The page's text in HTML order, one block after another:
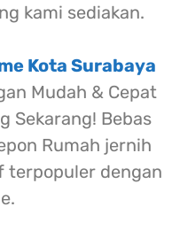
kami sediakan.
Kota Surabaya
Mudah & Cepat
Sekarang! Bebas
Rumah jernih
terpopuler dengan